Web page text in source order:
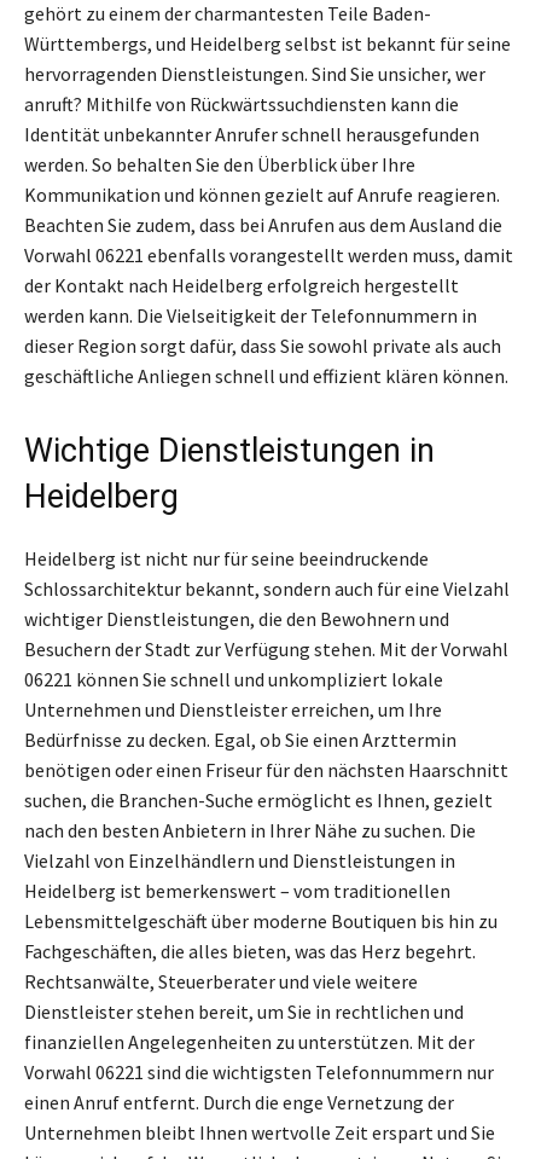
gehört zu einem der charmantesten Teile Baden-
Württembergs, und Heidelberg selbst ist bekannt für seine
hervorragenden Dienstleistungen. Sind Sie unsicher, wer
anruft? Mithilfe von Rückwärtssuchdiensten kann die
Identität unbekannter Anrufer schnell herausgefunden
werden. So behalten Sie den Überblick über Ihre
Kommunikation und können gezielt auf Anrufe reagieren.
Beachten Sie zudem, dass bei Anrufen aus dem Ausland die
Vorwahl 06221 ebenfalls vorangestellt werden muss, damit
der Kontakt nach Heidelberg erfolgreich hergestellt
werden kann. Die Vielseitigkeit der Telefonnummern in
dieser Region sorgt dafür, dass Sie sowohl private als auch
geschäftliche Anliegen schnell und effizient klären können.
Wichtige Dienstleistungen in
Heidelberg
Heidelberg ist nicht nur für seine beeindruckende
Schlossarchitektur bekannt, sondern auch für eine Vielzahl
wichtiger Dienstleistungen, die den Bewohnern und
Besuchern der Stadt zur Verfügung stehen. Mit der Vorwahl
06221 können Sie schnell und unkompliziert lokale
Unternehmen und Dienstleister erreichen, um Ihre
Bedürfnisse zu decken. Egal, ob Sie einen Arzttermin
benötigen oder einen Friseur für den nächsten Haarschnitt
suchen, die Branchen-Suche ermöglicht es Ihnen, gezielt
nach den besten Anbietern in Ihrer Nähe zu suchen. Die
Vielzahl von Einzelhändlern und Dienstleistungen in
Heidelberg ist bemerkenswert – vom traditionellen
Lebensmittelgeschäft über moderne Boutiquen bis hin zu
Fachgeschäften, die alles bieten, was das Herz begehrt.
Rechtsanwälte, Steuerberater und viele weitere
Dienstleister stehen bereit, um Sie in rechtlichen und
finanziellen Angelegenheiten zu unterstützen. Mit der
Vorwahl 06221 sind die wichtigsten Telefonnummern nur
einen Anruf entfernt. Durch die enge Vernetzung der
Unternehmen bleibt Ihnen wertvolle Zeit erspart und Sie